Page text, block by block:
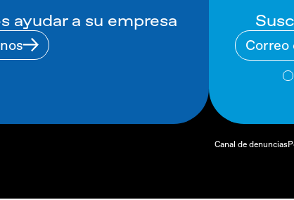
ayudar a su empresa
Canal de denuncias